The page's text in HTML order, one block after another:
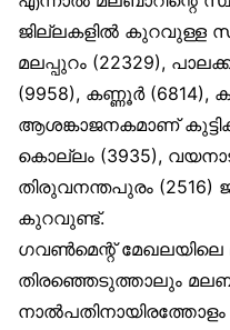
ജില്ലകളിൽ കുറവുള്ള
മലപ്പുറം (22329),
(9958), കണ്ണൂർ (6814),
ആശങ്കാജനകമാണ്
കൊല്ലം (3935),
തിരുവനന്തപുരം (2516)
കുറവുണ്ട്.
ഗവൺമെന്റ്
തിരഞ്ഞെടുത്താലും